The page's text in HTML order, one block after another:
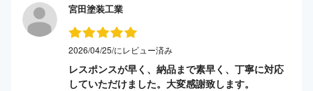
宮田塗装工業
2026/04/25/にレビュー済み
レスポンスが早く、納品まで素早く、丁寧に対応
していただけました。大変感謝致します。